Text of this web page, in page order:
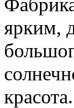
ярким,
красота.